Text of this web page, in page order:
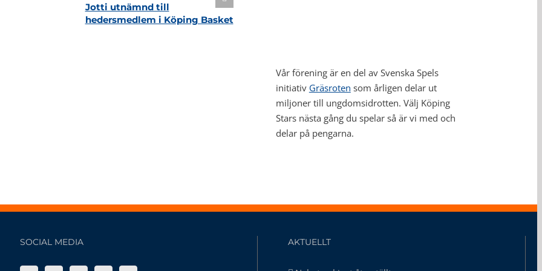
Jotti utnämnd till
hedersmedlem i Köping Basket
Vår förening är en del av Svenska Spels
initiativ Gräsroten som årligen delar ut
miljoner till ungdomsidrotten. Välj Köping
Stars nästa gång du spelar så är vi med och
delar på pengarna.
SOCIAL MEDIA AKTUELLT